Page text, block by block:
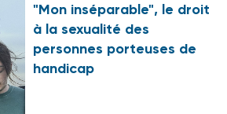
"Mon inséparable", le droit
à la sexualité des
personnes porteuses de
handicap